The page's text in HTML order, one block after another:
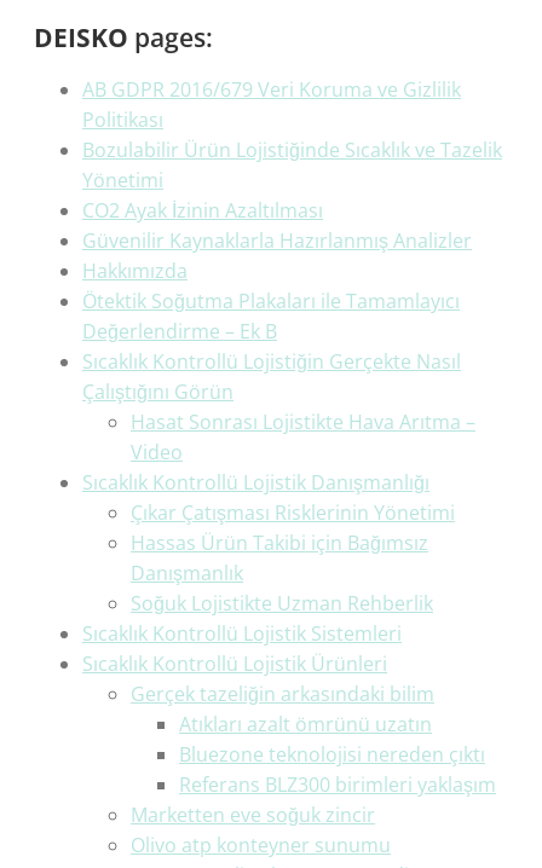
DEISKO pages:
AB GDPR 2016/679 Veri Koruma ve Gizlilik
Politikası
Bozulabilir Ürün Lojistiğinde Sıcaklık ve Tazelik
Yönetimi
CO2 Ayak İzinin Azaltılması
Güvenilir Kaynaklarla Hazırlanmış Analizler
Hakkımızda
Ötektik Soğutma Plakaları ile Tamamlayıcı
Değerlendirme – Ek B
Sıcaklık Kontrollü Lojistiğin Gerçekte Nasıl
Çalıştığını Görün
Hasat Sonrası Lojistikte Hava Arıtma –
Video
Sıcaklık Kontrollü Lojistik Danışmanlığı
Çıkar Çatışması Risklerinin Yönetimi
Hassas Ürün Takibi için Bağımsız
Danışmanlık
Soğuk Lojistikte Uzman Rehberlik
Sıcaklık Kontrollü Lojistik Sistemleri
Sıcaklık Kontrollü Lojistik Ürünleri
Gerçek tazeliğin arkasındaki bilim
Atıkları azalt ömrünü uzatın
Bluezone teknolojisi nereden çıktı
Referans BLZ300 birimleri yaklaşım
Marketten eve soğuk zincir
Olivo atp konteyner sunumu